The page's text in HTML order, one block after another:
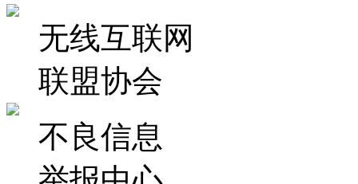
无线互联网
联盟协会
不良信息